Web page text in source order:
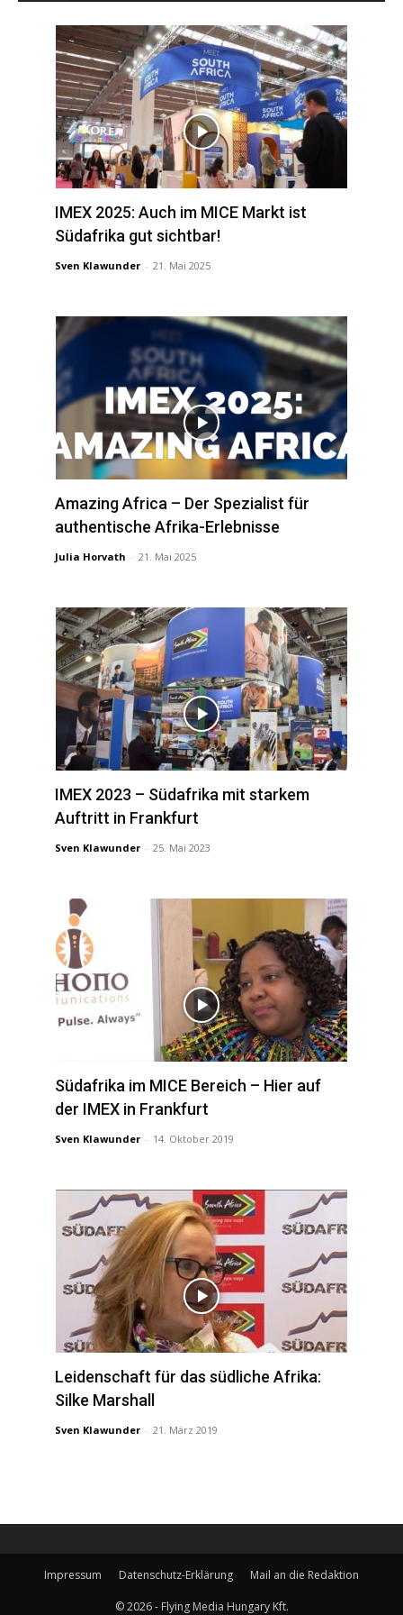
IMEX 2025: Auch im MICE Markt ist
Südafrika gut sichtbar!
Sven Klawunder - 21. Mai 2025
Amazing Africa – Der Spezialist für
authentische Afrika-Erlebnisse
Julia Horvath - 21. Mai 2025
IMEX 2023 – Südafrika mit starkem
Auftritt in Frankfurt
Sven Klawunder - 25. Mai 2023
Südafrika im MICE Bereich – Hier auf
der IMEX in Frankfurt
Sven Klawunder - 14. Oktober 2019
Leidenschaft für das südliche Afrika:
Silke Marshall
Sven Klawunder - 21. März 2019
Impressum Datenschutz-Erklärung Mail an die Redaktion
© 2026 - Flying Media Hungary Kft.